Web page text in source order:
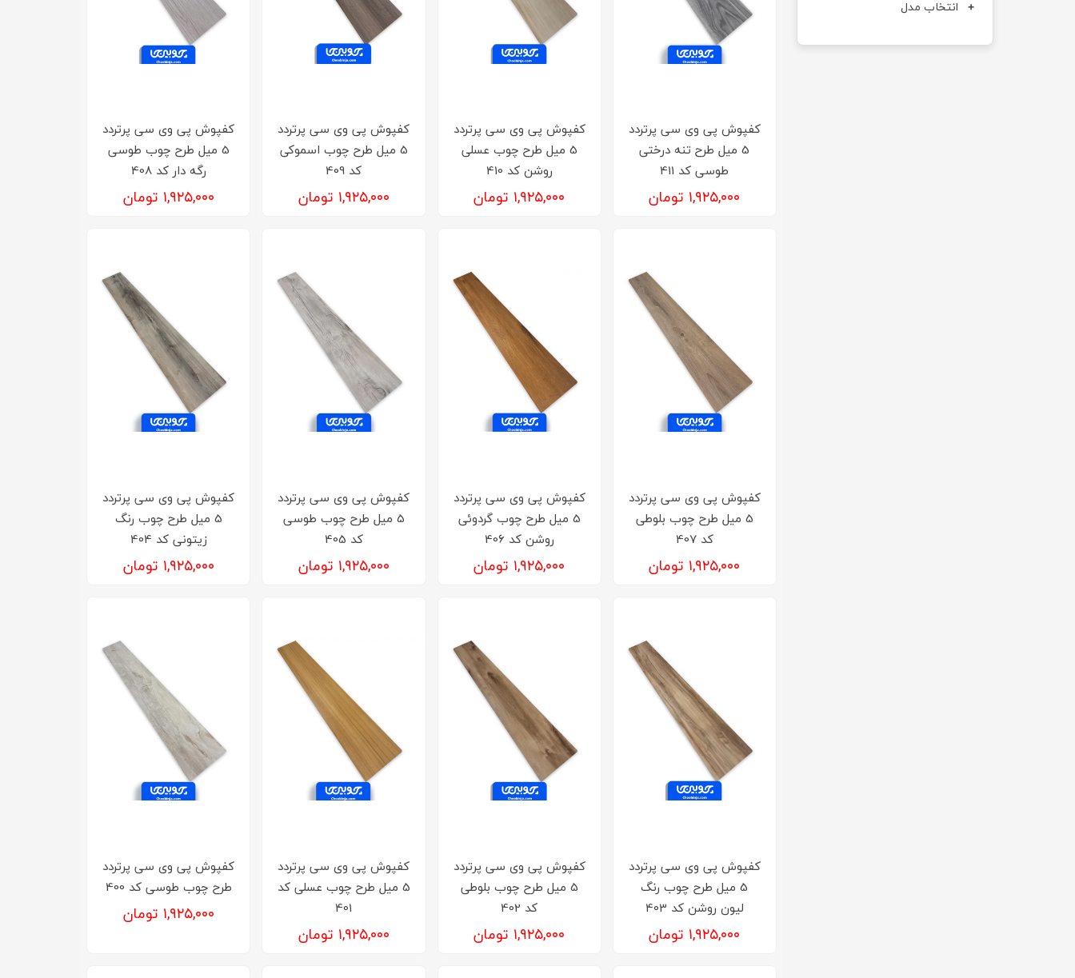
انتخاب مدل
کفپوش‌ پی وی سی پرتردد
5 میل طرح تنه درختی
طوسی کد 411
۱,۹۲۵,۰۰۰ تومان
کفپوش‌ پی وی سی پرتردد
5 میل طرح چوب عسلی
روشن کد 410
۱,۹۲۵,۰۰۰ تومان
کفپوش‌ پی وی سی پرتردد
5 میل طرح چوب اسموکی
کد 409
۱,۹۲۵,۰۰۰ تومان
کفپوش‌ پی وی سی پرتردد
5 میل طرح چوب طوسی
رگه دار کد 408
۱,۹۲۵,۰۰۰ تومان
کفپوش‌ پی وی سی پرتردد
5 میل طرح چوب بلوطی
کد 407
۱,۹۲۵,۰۰۰ تومان
کفپوش‌ پی وی سی پرتردد
5 میل طرح چوب گردوئی
روشن کد 406
۱,۹۲۵,۰۰۰ تومان
کفپوش‌ پی وی سی پرتردد
5 میل طرح چوب طوسی
کد 405
۱,۹۲۵,۰۰۰ تومان
کفپوش‌ پی وی سی پرتردد
5 میل طرح چوب رنگ
زیتونی کد 404
۱,۹۲۵,۰۰۰ تومان
کفپوش‌ پی وی سی پرتردد
5 میل طرح چوب رنگ
لیون روشن کد 403
۱,۹۲۵,۰۰۰ تومان
کفپوش‌ پی وی سی پرتردد
5 میل طرح چوب بلوطی
کد 402
۱,۹۲۵,۰۰۰ تومان
کفپوش‌ پی وی سی پرتردد
5 میل طرح چوب عسلی کد
401
۱,۹۲۵,۰۰۰ تومان
کفپوش‌ پی وی سی پرتردد
طرح چوب طوسی کد 400
۱,۹۲۵,۰۰۰ تومان